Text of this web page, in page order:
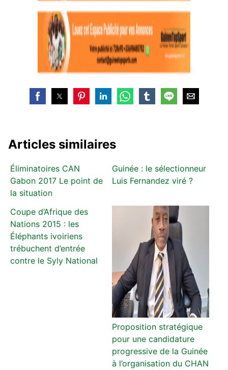
Articles similaires
Éliminatoires CAN
Gabon 2017 Le point de
la situation
Guinée : le sélectionneur
Luis Fernandez viré ?
Coupe d’Afrique des
Nations 2015 : les
Éléphants ivoiriens
trébuchent d’entrée
contre le Syly National
Proposition stratégique
pour une candidature
progressive de la Guinée
à l’organisation du CHAN